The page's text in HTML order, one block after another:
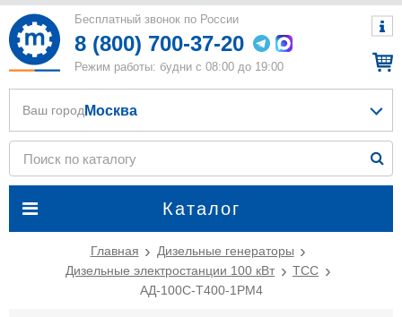
Бесплатный звонок по России
8 (800) 700-37-20
Режим работы: будни с 08:00 до 19:00
Каталог
Ваш город Москва
Главная
Дизельные генераторы
Дизельные электростанции 100 кВт
ТСС
АД-100С-Т400-1РМ4